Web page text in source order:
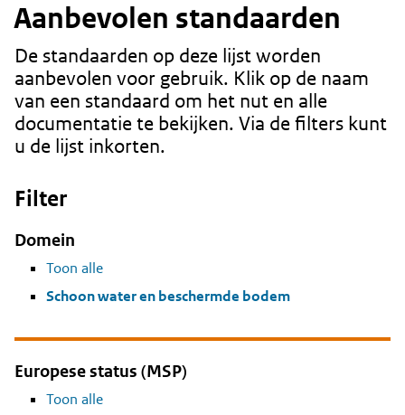
Aanbevolen standaarden
Content
De standaarden op deze lijst worden
aanbevolen voor gebruik. Klik op de naam
van een standaard om het nut en alle
documentatie te bekijken. Via de filters kunt
u de lijst inkorten.
Filter
Domein
Toon alle
Schoon water en beschermde bodem
Europese status (MSP)
Toon alle